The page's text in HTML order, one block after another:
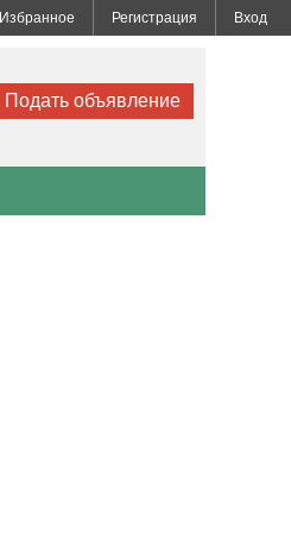
Подать объявление
Избранное Регистрация Вход